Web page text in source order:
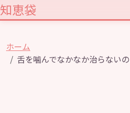
知恵袋
ホーム
舌を噛んでなかなか治らない